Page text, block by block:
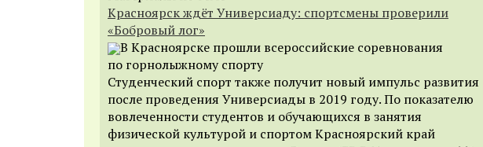
Красноярск ждёт Универсиаду: спортсмены проверили
«Бобровый лог»
В Красноярске прошли всероссийские соревнования
по горнолыжному спорту
Студенческий спорт также получит новый импульс развития
после проведения Универсиады в 2019 году. По показателю
вовлеченности студентов и обучающихся в занятия
физической культурой и спортом Красноярский край